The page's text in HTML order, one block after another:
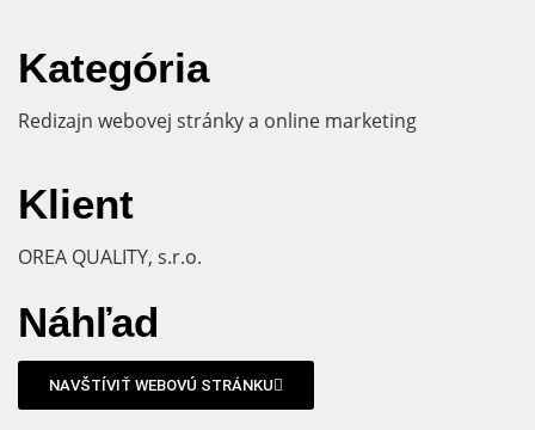
Kategória
Redizajn webovej stránky a online marketing
Klient
OREA QUALITY, s.r.o.
Náhľad
NAVŠTÍVIŤ WEBOVÚ STRÁNKU